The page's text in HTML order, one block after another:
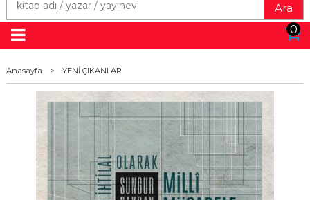
Ara
0
Anasayfa > YENİ ÇIKANLAR